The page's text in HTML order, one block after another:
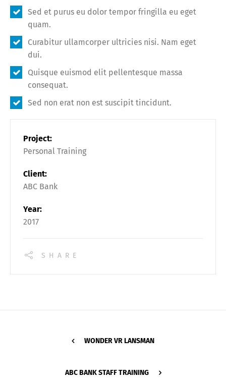
Sed et purus eu dolor tempor fringilla eu eget
quam.
Curabitur ullamcorper ultricies nisi. Nam eget
dui.
Quisque euismod elit pellentesque massa
consequat.
Sed non erat non est suscipit tincidunt.
Project:
Personal Training
Client:
ABC Bank
Year:
2017
SHARE
WONDER VR LANSMAN
ABC BANK STAFF TRAINING